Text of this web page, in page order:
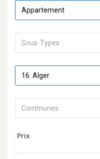
Appartement
Sous-Types
16. Alger
Communes
Prix